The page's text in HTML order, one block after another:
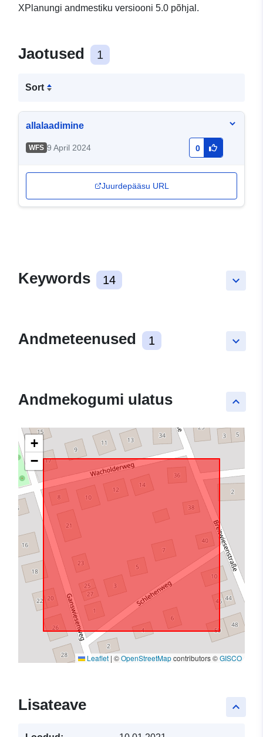
XPlanungi andmestiku versiooni 5.0 põhjal.
Jaotused 1
Sort
allalaadimine
WFS 9 April 2024 0
Juurdepääsu URL
keyboard_arrow_down
Keywords 14
keyboard_arrow_down
Andmeteenused 1
keyboard_arrow_up
Andmekogumi ulatus
+
−
Leaflet | ©OpenStreetMapcontributors ©GISCO
keyboard_arrow_up
Lisateave